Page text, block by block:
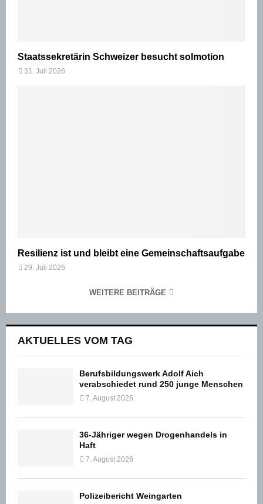
Staatssekretärin Schweizer besucht solmotion
31. Juli 2026
Resilienz ist und bleibt eine Gemeinschaftsaufgabe
29. Juli 2026
WEITERE BEITRÄGE
AKTUELLES VOM TAG
Berufsbildungswerk Adolf Aich
verabschiedet rund 250 junge Menschen
7. August 2026
36-Jähriger wegen Drogenhandels in
Haft
7. August 2026
Polizeibericht Weingarten